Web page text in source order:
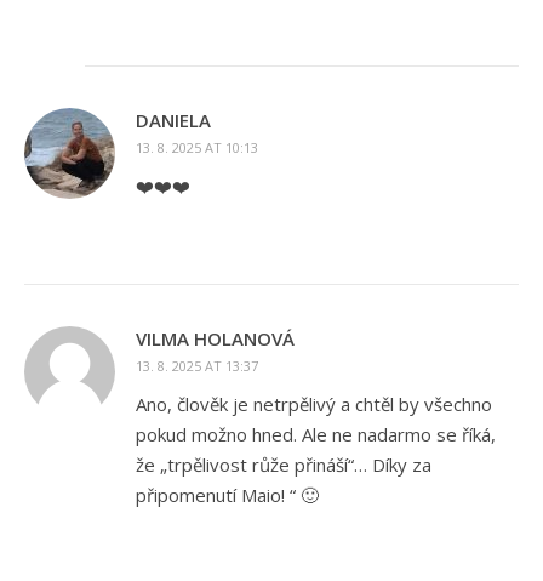
DANIELA
13. 8. 2025 AT 10:13
❤️❤️❤️
VILMA HOLANOVÁ
13. 8. 2025 AT 13:37
Ano, člověk je netrpělivý a chtěl by všechno
pokud možno hned. Ale ne nadarmo se říká,
že „trpělivost růže přináší“… Díky za
připomenutí Maio! “ 🙂